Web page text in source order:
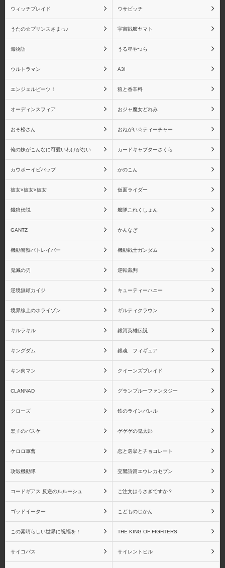
伊黒 小芭内 不死川 実弥
悲鳴嶼 行冥
猗窩座
鬼滅の刃 バンプレスト
シリーズ
鬼滅の刃 Figuarts mini シ
鬼滅の刃 フィギュアー
ツZERO シリーズ
虎杖悠仁 伏黒恵
五条悟
(一番くじ)
魔法少女まどか☆マギ
カ RAHシリーズ
魔法少女まどか☆マギカ
Figuarts miniシリーズ
シャイニングシリーズ シャイニング・アーク
ウィッチブレイド ウサビッチ
うたの☆プリンスさまっ♪ 宇宙戦艦ヤマト
海物語 うる星やつら
ウルトラマン A3!
エンジェルビーツ！ 狼と香辛料
オーディンスフィア おジャ魔女どれみ
おそ松さん おねがい☆ティーチャー
俺の妹がこんなに可愛いわけがない カードキャプターさくら
カウボーイビバップ かのこん
彼女×彼女×彼女 仮面ライダー
餓狼伝説 艦隊これくしょん
GANTZ かんなぎ
機動警察パトレイバー 機動戦士ガンダム
鬼滅の刃 逆転裁判
逆境無頼カイジ キューティーハニー
境界線上のホライゾン ギルティクラウン
キルラキル 銀河英雄伝説
キングダム 銀魂 フィギュア
キン肉マン クイーンズブレイド
CLANNAD グランブルーファンタジー
クローズ 鉄のラインバレル
黒子のバスケ ゲゲゲの鬼太郎
ケロロ軍曹 恋と選挙とチョコレート
攻殻機動隊 交響詩篇エウレカセブン
コードギアス 反逆のルルーシュ ご注文はうさぎですか？
ゴッドイーター こどものじかん
この素晴らしい世界に祝福を！ THE KING OF FIGHTERS
サイコパス サイレントヒル